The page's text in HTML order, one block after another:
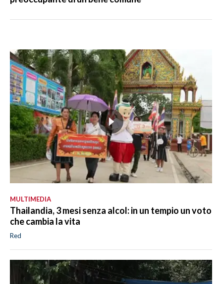
MULTIMEDIA
Thailandia, 3 mesi senza alcol: in un tempio un voto
che cambia la vita
Red